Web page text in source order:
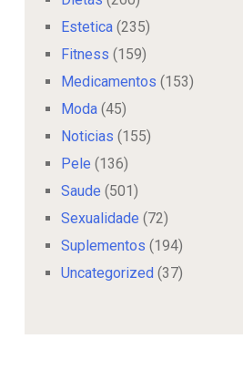
Estetica (235)
Fitness (159)
Medicamentos (153)
Moda (45)
Noticias (155)
Pele (136)
Saude (501)
Sexualidade (72)
Suplementos (194)
Uncategorized (37)